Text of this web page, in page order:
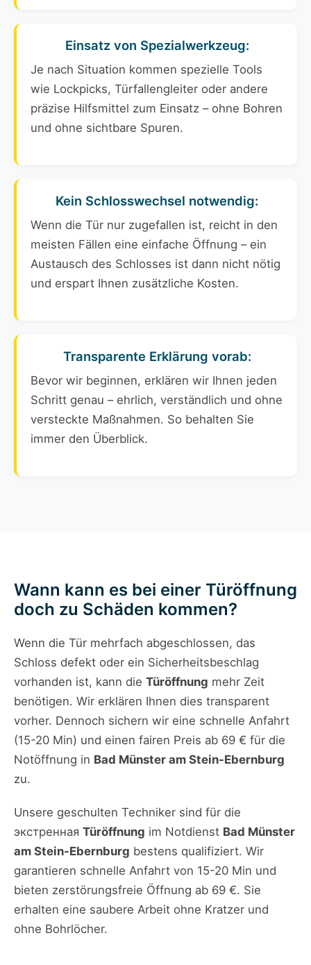
Einsatz von Spezialwerkzeug:
Je nach Situation kommen spezielle Tools
wie Lockpicks, Türfallengleiter oder andere
präzise Hilfsmittel zum Einsatz – ohne Bohren
und ohne sichtbare Spuren.
Kein Schlosswechsel notwendig:
Wenn die Tür nur zugefallen ist, reicht in den
meisten Fällen eine einfache Öffnung – ein
Austausch des Schlosses ist dann nicht nötig
und erspart Ihnen zusätzliche Kosten.
Transparente Erklärung vorab:
Bevor wir beginnen, erklären wir Ihnen jeden
Schritt genau – ehrlich, verständlich und ohne
versteckte Maßnahmen. So behalten Sie
immer den Überblick.
Wann kann es bei einer Türöffnung
doch zu Schäden kommen?
Wenn die Tür mehrfach abgeschlossen, das
Schloss defekt oder ein Sicherheitsbeschlag
vorhanden ist, kann die Türöffnung mehr Zeit
benötigen. Wir erklären Ihnen dies transparent
vorher. Dennoch sichern wir eine schnelle Anfahrt
(15-20 Min) und einen fairen Preis ab 69 € für die
Notöffnung in Bad Münster am Stein-Ebernburg
zu.
Unsere geschulten Techniker sind für die
экстренная Türöffnung im Notdienst Bad Münster
am Stein-Ebernburg bestens qualifiziert. Wir
garantieren schnelle Anfahrt von 15-20 Min und
bieten zerstörungsfreie Öffnung ab 69 €. Sie
erhalten eine saubere Arbeit ohne Kratzer und
ohne Bohrlöcher.